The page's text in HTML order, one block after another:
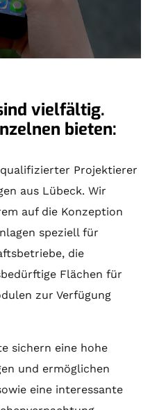
vielfältig.
bieten:
Projektierer
aus Lübeck. Wir
auf die Konzeption
speziell für
die
Flächen für
zur Verfügung
sichern eine hohe
und ermöglichen
eine interessante